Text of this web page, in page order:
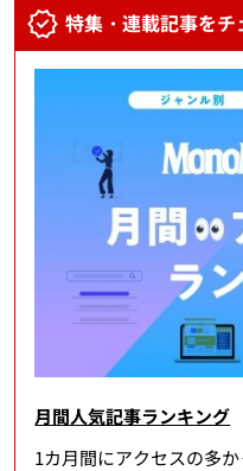
特集・連載記事をチ
月間人気記事ランキング
1カ月間にアクセスの多